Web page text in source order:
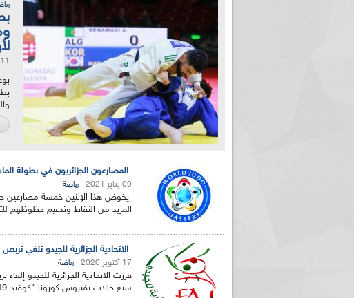
11 يونيو 2021
المصارعون الجزائريون في بطولة
09 يناير 2021 رياضة
يخوض هذا الإثنين خمسة مصارعين
المزيد من النقاط وتدعيم حظوظهم
الاتحادية الجزائرية للجيدو تلغي
17 أكتوبر 2020 رياضة
قررت الاتحادية الجزائرية للجيدو
سبع حالات بفيروس كورونا "كوفيد-19" وسط الفريق. وأوضحت...